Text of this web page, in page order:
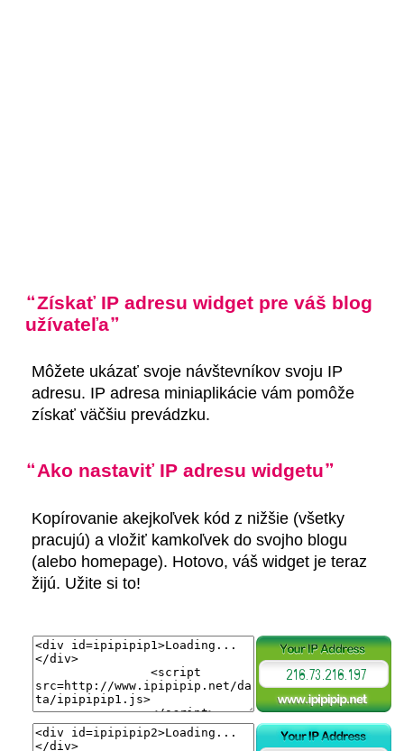
Získať IP adresu widget pre váš blog
užívateľa
Môžete ukázať svoje návštevníkov svoju IP
adresu. IP adresa miniaplikácie vám pomôže
získať väčšiu prevádzku.
Ako nastaviť IP adresu widgetu
Kopírovanie akejkoľvek kód z nižšie (všetky
pracujú) a vložiť kamkoľvek do svojho blogu
(alebo homepage). Hotovo, váš widget je teraz
žijú. Užite si to!